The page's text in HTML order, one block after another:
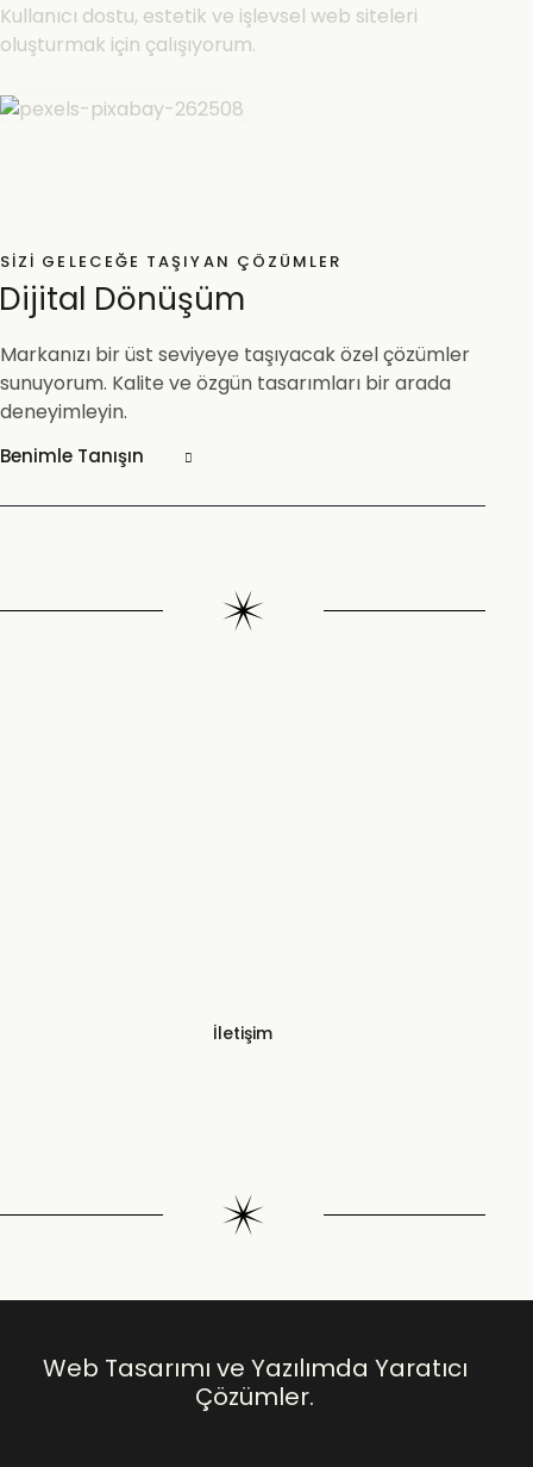
Kullanıcı dostu, estetik ve işlevsel web siteleri
oluşturmak için çalışıyorum.
SIZI GELECEĞE TAŞIYAN ÇÖZÜMLER
Dijital Dönüşüm
Markanızı bir üst seviyeye taşıyacak özel çözümler
sunuyorum. Kalite ve özgün tasarımları bir arada
deneyimleyin.
Benimle Tanışın
İletişim
Web Tasarımı ve Yazılımda Yaratıcı
Çözümler.